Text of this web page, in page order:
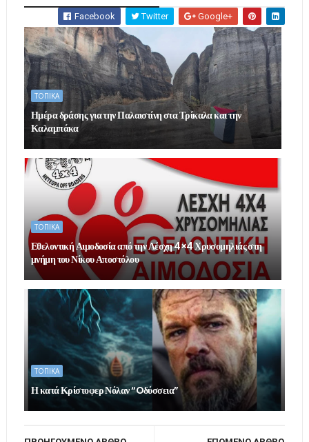
Facebook Twitter Google+
ΤΟΠΙΚΑ
Ημέρα δράσης για την Παλαιστίνη στα Τρίκαλα και την
Καλαμπάκα
ΤΟΠΙΚΑ
Εθελοντική Αιμοδοσία από την Λέσχη 4×4 Χρυσομηλιάς στη
μνήμη του Νίκου Αποστόλου
ΤΟΠΙΚΑ
Η κατά Κρίστοφερ Νόλαν “Oδύσσεια”